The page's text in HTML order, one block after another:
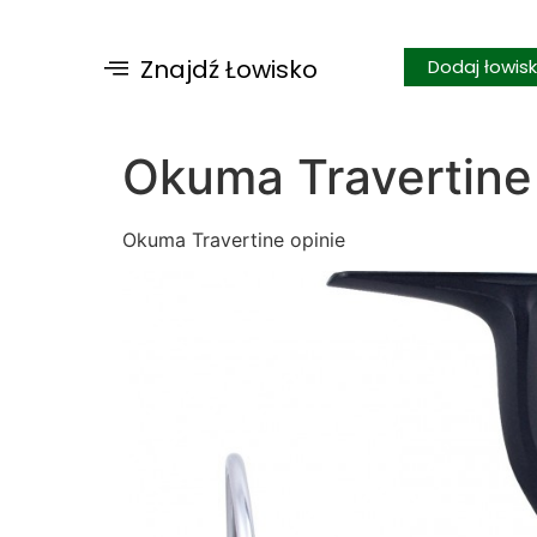
Znajdź Łowisko Dodaj
Okuma Travertine
Okuma Travertine opinie